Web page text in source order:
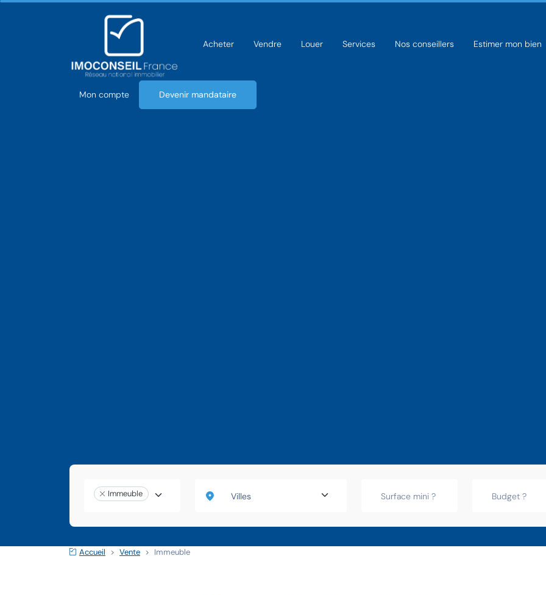
Acheter Vendre Louer Services Nos conseillers Estimer mon bien
Mon compte Devenir mandataire
Immeuble
Accueil
Vente Immeuble